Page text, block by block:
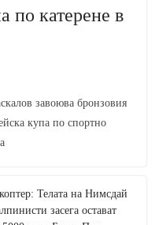
по катерене в
завоюва бронзовия
купа по спортно
Телата на Нимсдай
засега остават